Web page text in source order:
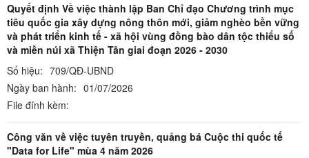
Quyết định Về việc thành lập Ban Chỉ đạo Chương trình mục
tiêu quốc gia xây dựng nông thôn mới, giảm nghèo bền vững
và phát triển kinh tế - xã hội vùng đồng bào dân tộc thiểu số
và miền núi xã Thiện Tân giai đoạn 2026 - 2030
Số hiệu: 709/QĐ-UBND
Ngày ban hành: 01/07/2026
File đính kèm:
Công văn về việc tuyên truyền, quảng bá Cuộc thi quốc tế
"Data for Life" mùa 4 năm 2026